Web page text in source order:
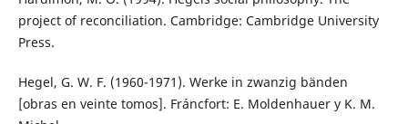
project of reconciliation. Cambridge: Cambridge University
Press.
Hegel, G. W. F. (1960-1971). Werke in zwanzig bänden
[obras en veinte tomos]. Fráncfort: E. Moldenhauer y K. M.